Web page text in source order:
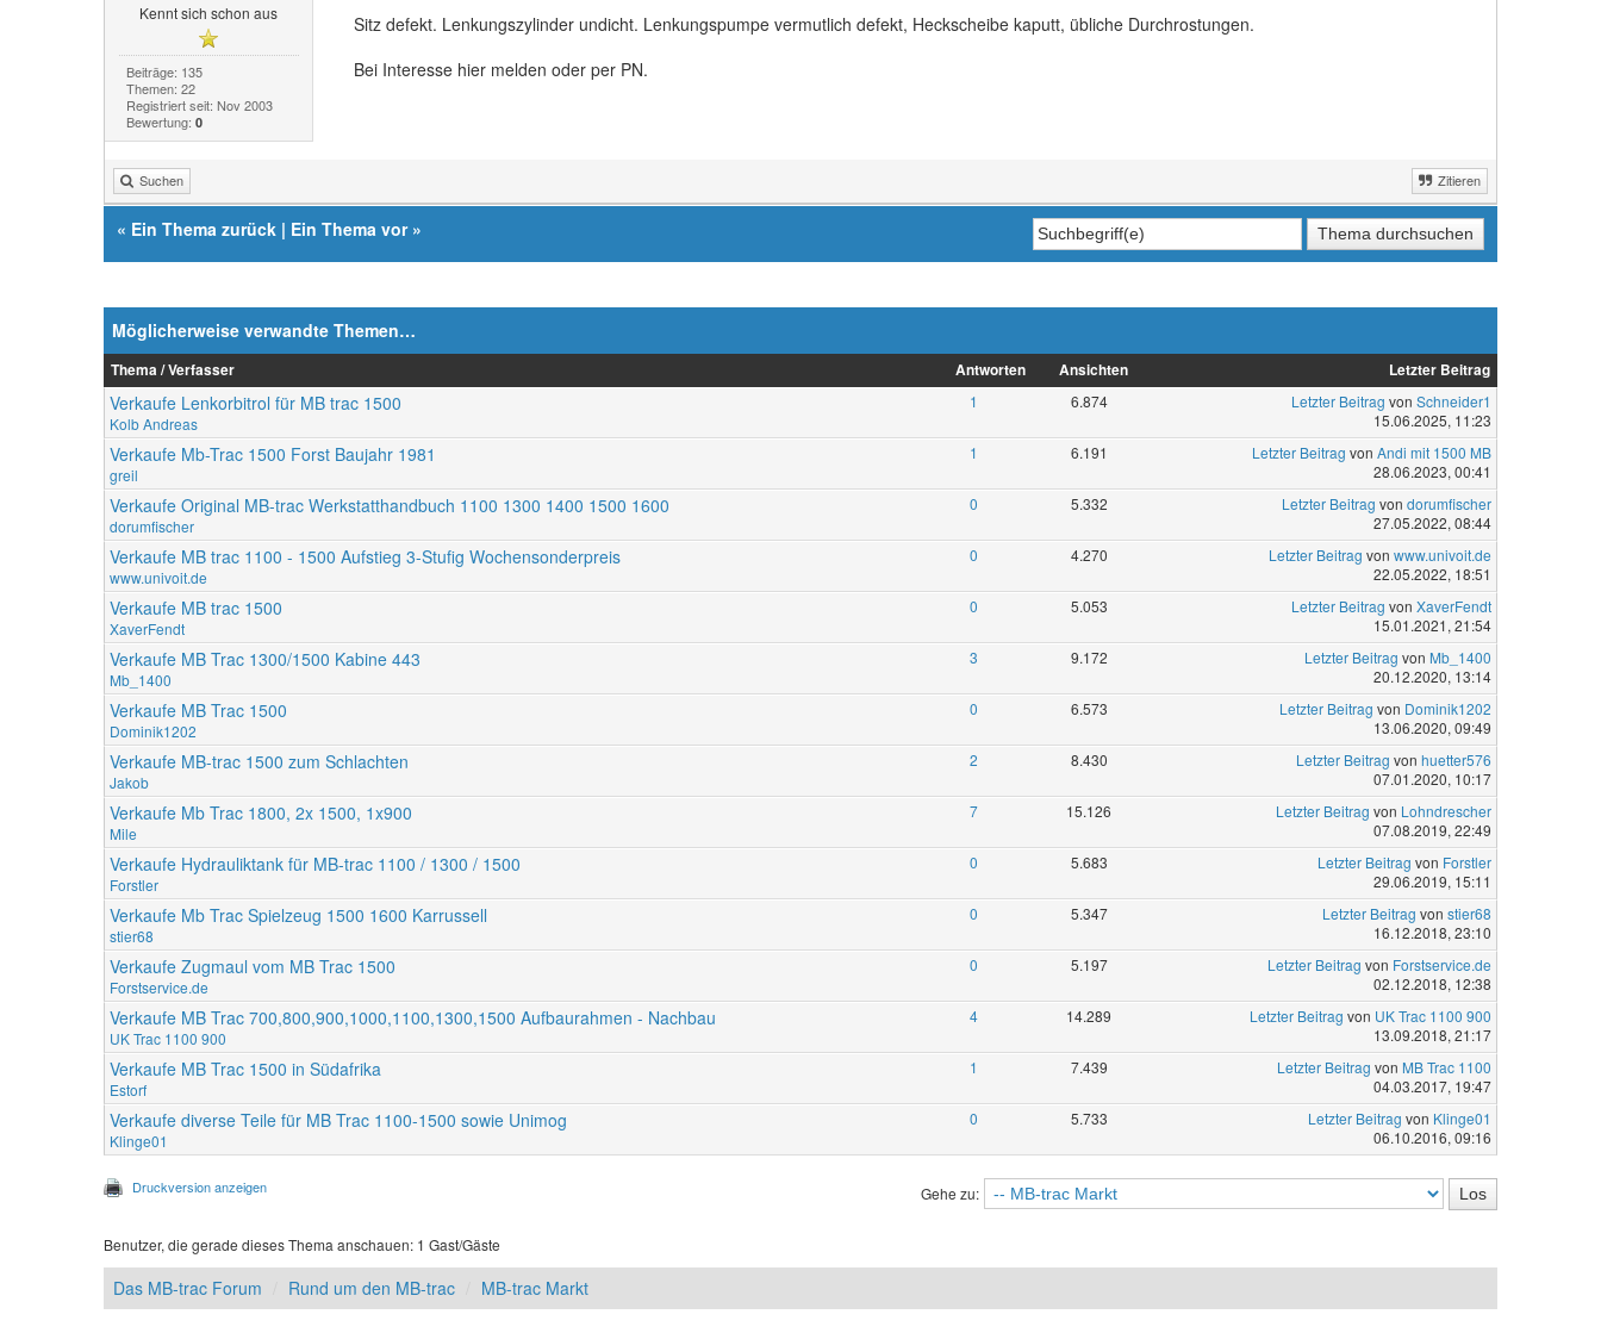
Kennt sich schon aus
Beiträge: 135
Themen: 22
Registriert seit: Nov 2003
Bewertung: 0
Sitz defekt. Lenkungszylinder undicht. Lenkungspumpe vermutlich defekt, Heckscheibe kaputt, übliche Durchrostungen.
Bei Interesse hier melden oder per PN.
Suchen Zitieren
« Ein Thema zurück | Ein Thema vor»
Möglicherweise verwandte Themen…
Thema / Verfasser Antworten Ansichten Letzter Beitrag
Verkaufe Lenkorbitrol für MB trac 1500
Kolb Andreas
1 6.874 Letzter Beitrag von Schneider1
15.06.2025, 11:23
Verkaufe Mb-Trac 1500 Forst Baujahr 1981
greil
1 6.191 Letzter Beitrag von Andi mit 1500 MB
28.06.2023, 00:41
Verkaufe Original MB-trac Werkstatthandbuch 1100 1300 1400 1500 1600
dorumfischer
0 5.332 Letzter Beitrag von dorumfischer
27.05.2022, 08:44
Verkaufe MB trac 1100 - 1500 Aufstieg 3-Stufig Wochensonderpreis
www.univoit.de
0 4.270 Letzter Beitrag von www.univoit.de
22.05.2022, 18:51
Verkaufe MB trac 1500
XaverFendt
0 5.053 Letzter Beitrag von XaverFendt
15.01.2021, 21:54
Verkaufe MB Trac 1300/1500 Kabine 443
Mb_1400
3 9.172 Letzter Beitrag von Mb_1400
20.12.2020, 13:14
Verkaufe MB Trac 1500
Dominik1202
0 6.573 Letzter Beitrag von Dominik1202
13.06.2020, 09:49
Verkaufe MB-trac 1500 zum Schlachten
Jakob
2 8.430 Letzter Beitrag von huetter576
07.01.2020, 10:17
Verkaufe Mb Trac 1800, 2x 1500, 1x900
Mile
7 15.126 Letzter Beitrag von Lohndrescher
07.08.2019, 22:49
Verkaufe Hydrauliktank für MB-trac 1100 / 1300 / 1500
Forstler
0 5.683 Letzter Beitrag von Forstler
29.06.2019, 15:11
Verkaufe Mb Trac Spielzeug 1500 1600 Karrussell
stier68
0 5.347 Letzter Beitrag von stier68
16.12.2018, 23:10
Verkaufe Zugmaul vom MB Trac 1500
Forstservice.de
0 5.197 Letzter Beitrag von Forstservice.de
02.12.2018, 12:38
Verkaufe MB Trac 700,800,900,1000,1100,1300,1500 Aufbaurahmen - Nachbau
UK Trac 1100 900
4 14.289 Letzter Beitrag von UK Trac 1100 900
13.09.2018, 21:17
Verkaufe MB Trac 1500 in Südafrika
Estorf
1 7.439 Letzter Beitrag von MB Trac 1100
04.03.2017, 19:47
Verkaufe diverse Teile für MB Trac 1100-1500 sowie Unimog
Klinge01
0 5.733 Letzter Beitrag von Klinge01
06.10.2016, 09:16
Druckversion anzeigen Gehe zu:
Benutzer, die gerade dieses Thema anschauen: 1 Gast/Gäste
Das MB-trac Forum Rund um den MB-trac MB-trac Markt